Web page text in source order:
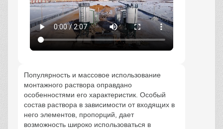
Популярность и массовое использование
монтажного раствора оправдано
особенностями его характеристик. Особый
состав раствора в зависимости от входящих в
него элементов, пропорций, дает
возможность широко использоваться в